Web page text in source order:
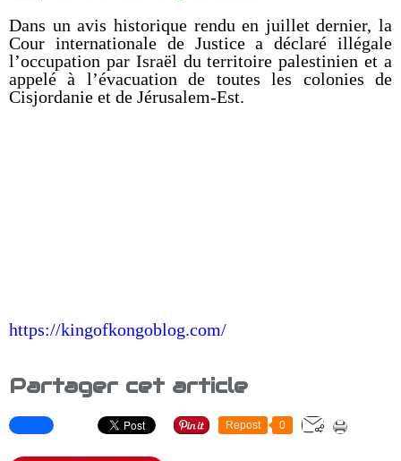
Dans un avis historique rendu en juillet dernier, la
Cour internationale de Justice a déclaré illégale
l’occupation par Israël du territoire palestinien et a
appelé à l’évacuation de toutes les colonies de
Cisjordanie et de Jérusalem-Est.
https://kingofkongoblog.com/
Partager cet article
Repost 0